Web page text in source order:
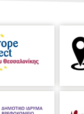
Τη Δευτέρα 13 Μαΐου